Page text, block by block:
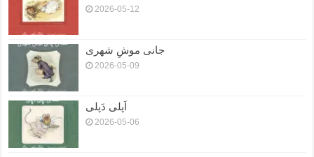
2026-05-12
جانی موشِ شهری
2026-05-09
اَپلی دَپلی
2026-05-06